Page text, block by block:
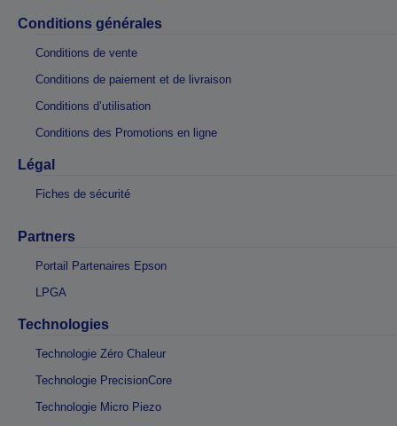
Conditions générales
Conditions de vente
Conditions de paiement et de livraison
Conditions d’utilisation
Conditions des Promotions en ligne
Légal
Fiches de sécurité
Partners
Portail Partenaires Epson
LPGA
Technologies
Technologie Zéro Chaleur
Technologie PrecisionCore
Technologie Micro Piezo